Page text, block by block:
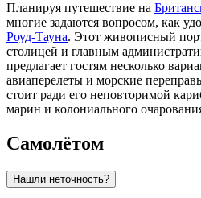
Планируя путешествие на
многие задаются вопросом, как
Роуд-Тауна. Этот живописный
столицей и главным
предлагает гостям несколько
авиаперелеты и морские
стоит ради его неповторимой
марин и колониального
Самолётом
Нашли неточность?